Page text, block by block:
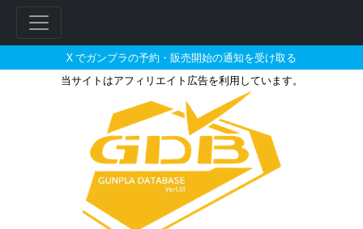
X でガンプラの予約・販売開始の通知を受け取る
当サイトはアフィリエイト広告を利用しています。
ナディム・サマヤが搭乗した機